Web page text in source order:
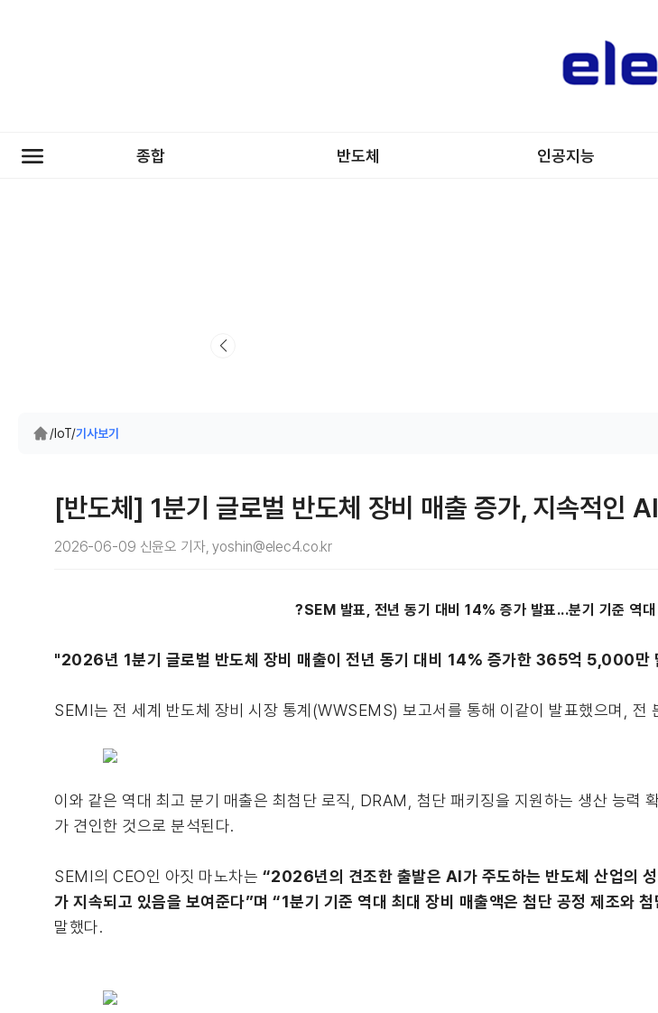
종합 반도체 인공지능
/IoT/기사보기
[반도체] 1분기 글로벌 반도체 장비 매출 증가, 지속적인
2026-06-09 신윤오 기자, yoshin@elec4.co.kr
?SEM 발표, 전년 동기 대비 14% 증가 발표...분기 기준 역대
"2026년 1분기 글로벌 반도체 장비 매출이 전년 동기 대비 14% 증가한 365억 5,000만
SEMI는 전 세계 반도체 장비 시장 통계(WWSEMS) 보고서를 통해 이같이 발표했으며, 전
이와 같은 역대 최고 분기 매출은 최첨단 로직, DRAM, 첨단 패키징을 지원하는 생산 능력
가 견인한 것으로 분석된다.
SEMI의 CEO인 아짓 마노차는 “2026년의 견조한 출발은 AI가 주도하는 반도체 산업의
가 지속되고 있음을 보여준다”며 “1분기 기준 역대 최대 장비 매출액은 첨단 공정 제조와
말했다.